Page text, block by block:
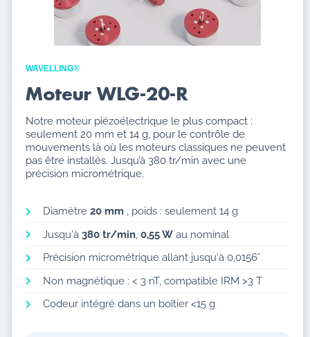
WAVELLING®​
Moteur WLG-20-R
Notre moteur piézoélectrique le plus compact :
seulement 20 mm et 14 g, pour le contrôle de
mouvements là où les moteurs classiques ne peuvent
pas être installés. Jusqu’à 380 tr/min avec une
précision micrométrique.
Diamètre 20 mm , poids : seulement 14 g
Jusqu'à 380 tr/min, 0,55 W au nominal
Précision micrométrique allant jusqu'à 0,0156°
Non magnétique : < 3 nT, compatible IRM >3 T
Codeur intégré dans un boîtier <15 g